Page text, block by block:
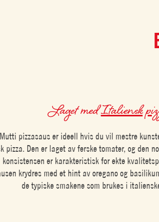
Laget medItaliensk
Mutti pizzasaus er ideell hvis du vil mestre
pizza. Den er laget av ferske tomater, og den
konsistensen er karakteristisk for ekte
krydres med et hint av oregano og
de typiske smakene som brukes i